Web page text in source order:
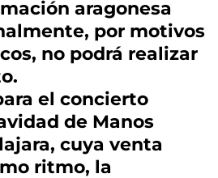
aragonesa
por motivos
no podrá realizar
el concierto
de Manos
cuya venta
ritmo, la